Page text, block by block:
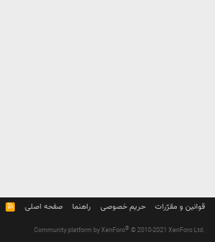
قوانین و مقرّرات حریم خصوصی راهنما صفحه اصلی
R
S
Community platform by XenForo® © 2010-2021 XenForo Ltd.